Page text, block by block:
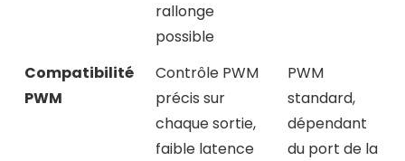
rallonge
possible
Compatibilité
PWM
Contrôle PWM
précis sur
chaque sortie,
faible latence
PWM
standard,
dépendant
du port de la